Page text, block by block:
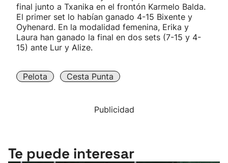
final junto a Txanika en el frontón Karmelo Balda.
El primer set lo habían ganado 4-15 Bixente y
Oyhenard. En la modalidad femenina, Erika y
Laura han ganado la final en dos sets (7-15 y 4-
15) ante Lur y Alize.
Pelota Cesta Punta
Publicidad
Te puede interesar